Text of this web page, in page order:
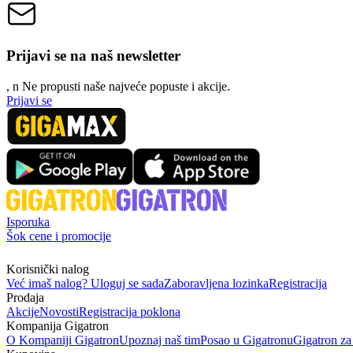
Prijavi se na naš newsletter
, n Ne propusti naše najveće popuste i akcije.
Prijavi se
Isporuka
Šok cene i promocije
Korisnički nalog
Već imaš nalog? Uloguj se sadaZaboravljena lozinkaRegistracija
Prodaja
AkcijeNovostiRegistracija poklona
Kompanija Gigatron
O Kompaniji GigatronUpoznaj naš timPosao u GigatronuGigatron